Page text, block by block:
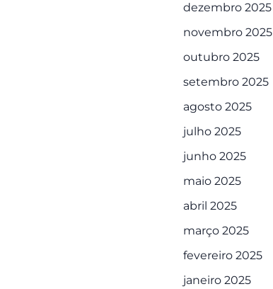
dezembro 2025
novembro 2025
outubro 2025
setembro 2025
agosto 2025
julho 2025
junho 2025
maio 2025
abril 2025
março 2025
fevereiro 2025
janeiro 2025